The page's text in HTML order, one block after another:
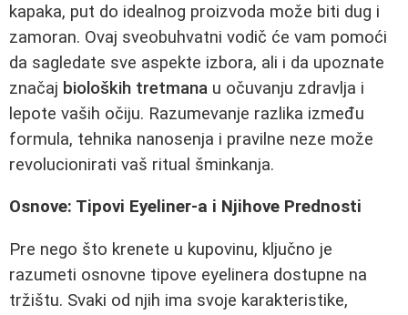
kapaka, put do idealnog proizvoda može biti dug i
zamoran. Ovaj sveobuhvatni vodič će vam pomoći
da sagledate sve aspekte izbora, ali i da upoznate
značaj bioloških tretmana u očuvanju zdravlja i
lepote vaših očiju. Razumevanje razlika između
formula, tehnika nanosenja i pravilne neze može
revolucionirati vaš ritual šminkanja.
Osnove: Tipovi Eyeliner-a i Njihove Prednosti
Pre nego što krenete u kupovinu, ključno je
razumeti osnovne tipove eyelinera dostupne na
tržištu. Svaki od njih ima svoje karakteristike,